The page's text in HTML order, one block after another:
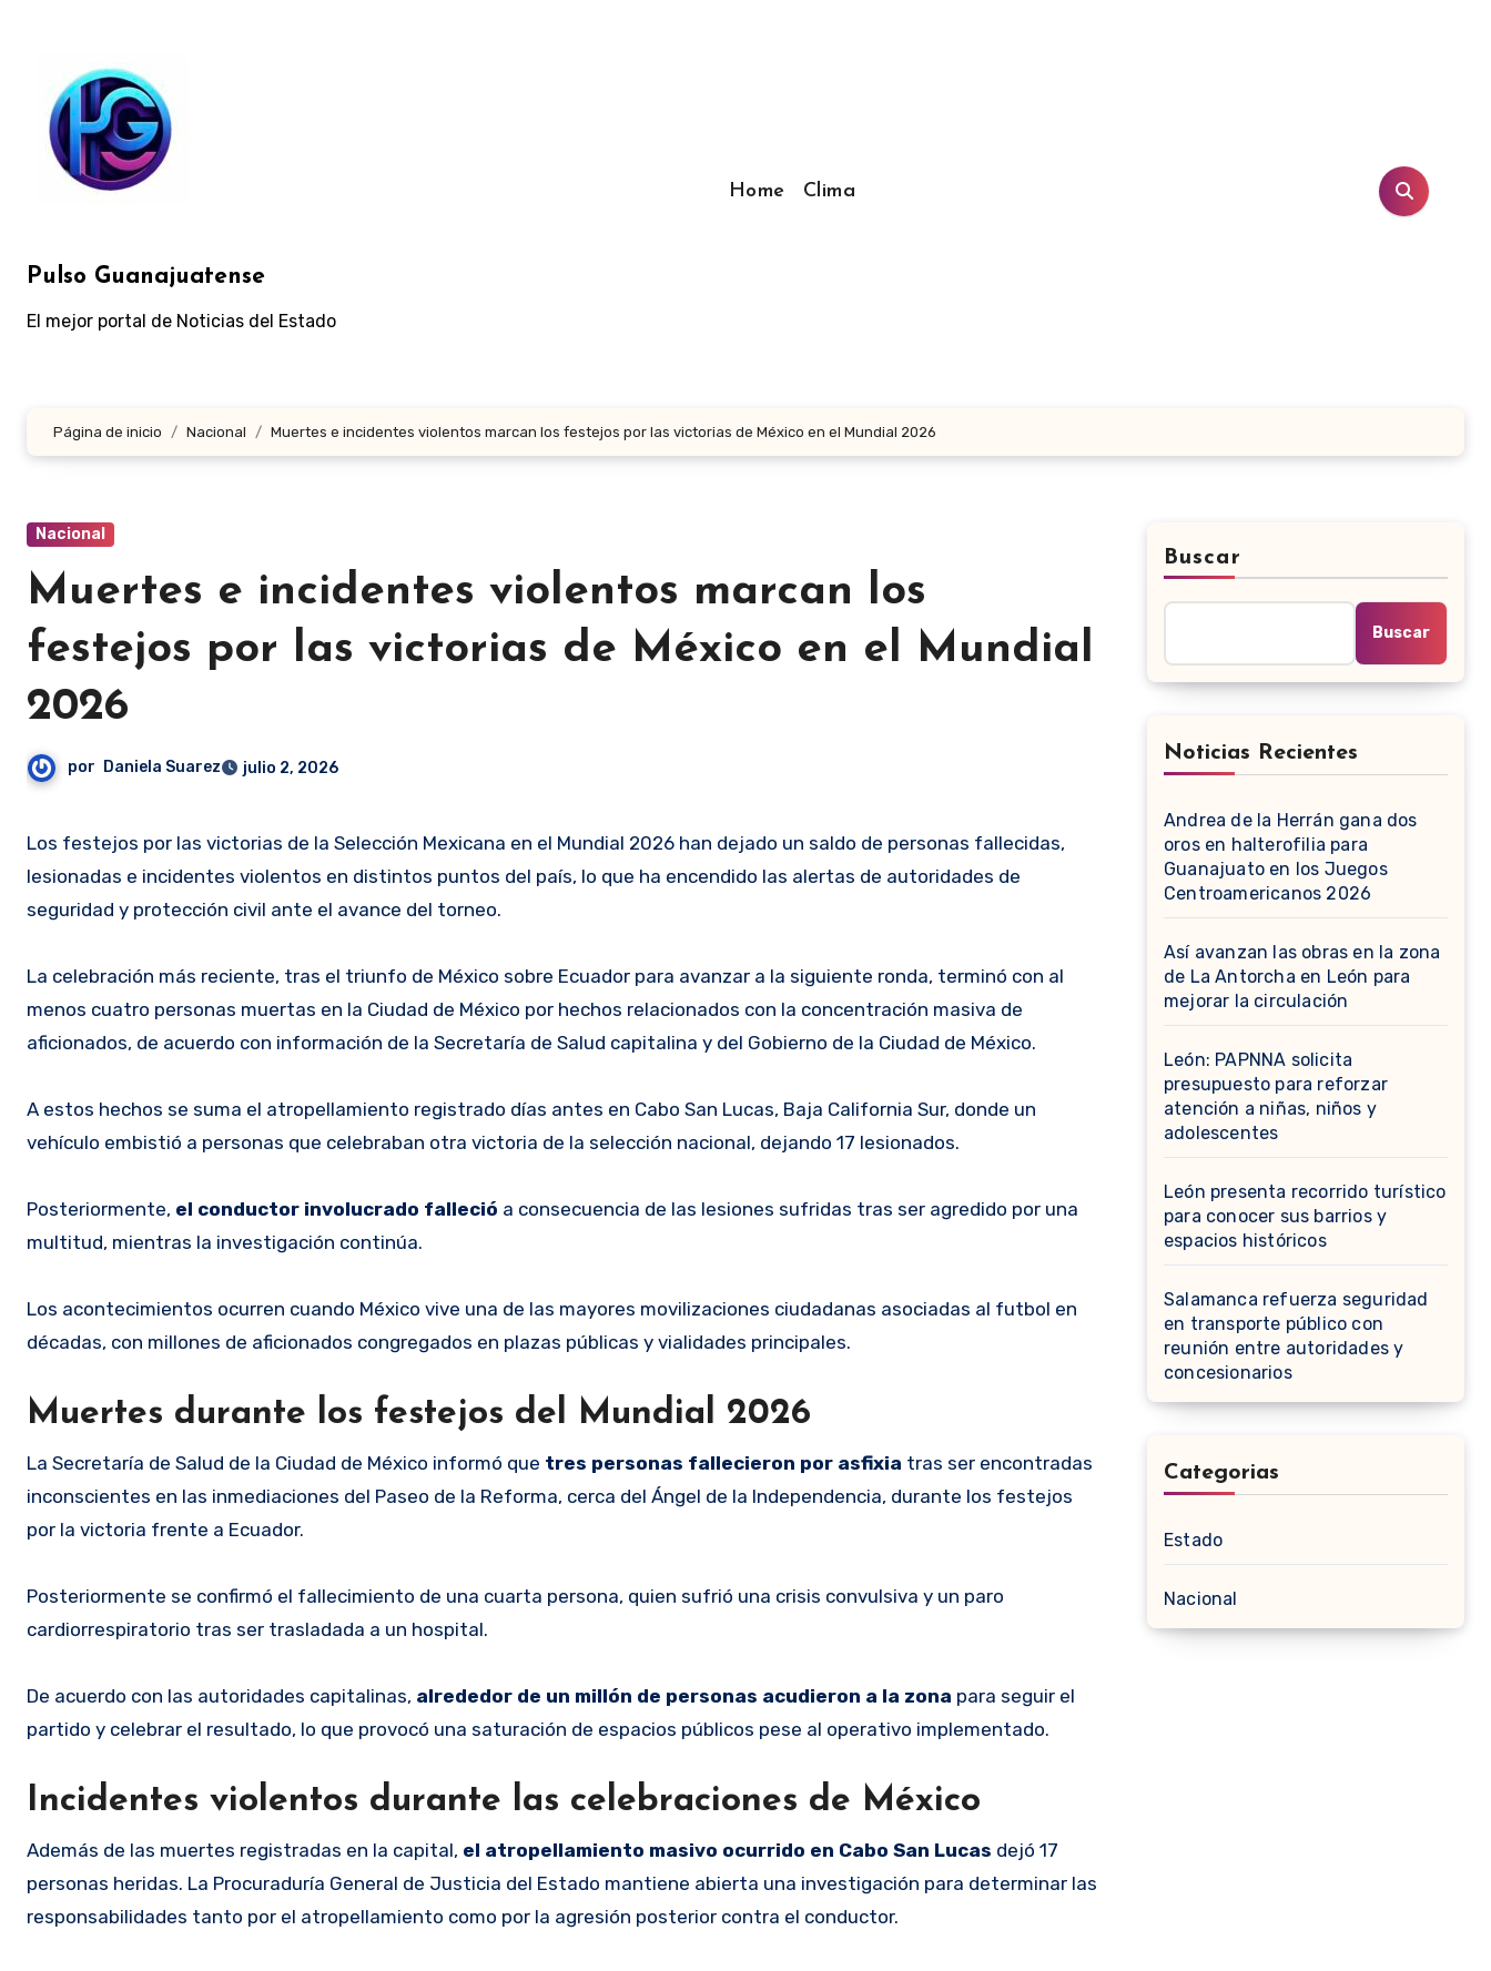
contenido
Pulso Guanajuatense
El mejor portal de Noticias del Estado
Home Clima
Página de inicio Nacional Muertes e incidentes violentos marcan los festejos por las victorias de México en el Mundial 2026
Nacional
Muertes e incidentes violentos marcan los
festejos por las victorias de México en el Mundial
2026
por Daniela Suarez julio 2, 2026
Los festejos por las victorias de la Selección Mexicana en el Mundial 2026 han dejado un saldo de personas fallecidas,
lesionadas e incidentes violentos en distintos puntos del país, lo que ha encendido las alertas de autoridades de
seguridad y protección civil ante el avance del torneo.
La celebración más reciente, tras el triunfo de México sobre Ecuador para avanzar a la siguiente ronda, terminó con al
menos cuatro personas muertas en la Ciudad de México por hechos relacionados con la concentración masiva de
aficionados, de acuerdo con información de la Secretaría de Salud capitalina y del Gobierno de la Ciudad de México.
A estos hechos se suma el atropellamiento registrado días antes en Cabo San Lucas, Baja California Sur, donde un
vehículo embistió a personas que celebraban otra victoria de la selección nacional, dejando 17 lesionados.
Posteriormente, el conductor involucrado falleció a consecuencia de las lesiones sufridas tras ser agredido por una
multitud, mientras la investigación continúa.
Los acontecimientos ocurren cuando México vive una de las mayores movilizaciones ciudadanas asociadas al futbol en
décadas, con millones de aficionados congregados en plazas públicas y vialidades principales.
Muertes durante los festejos del Mundial 2026
La Secretaría de Salud de la Ciudad de México informó que tres personas fallecieron por asfixia tras ser encontradas
inconscientes en las inmediaciones del Paseo de la Reforma, cerca del Ángel de la Independencia, durante los festejos
por la victoria frente a Ecuador.
Posteriormente se confirmó el fallecimiento de una cuarta persona, quien sufrió una crisis convulsiva y un paro
cardiorrespiratorio tras ser trasladada a un hospital.
De acuerdo con las autoridades capitalinas, alrededor de un millón de personas acudieron a la zona para seguir el
partido y celebrar el resultado, lo que provocó una saturación de espacios públicos pese al operativo implementado.
Incidentes violentos durante las celebraciones de México
Además de las muertes registradas en la capital, el atropellamiento masivo ocurrido en Cabo San Lucas dejó 17
personas heridas. La Procuraduría General de Justicia del Estado mantiene abierta una investigación para determinar las
responsabilidades tanto por el atropellamiento como por la agresión posterior contra el conductor.
Buscar
Buscar
Noticias Recientes
Andrea de la Herrán gana dos
oros en halterofilia para
Guanajuato en los Juegos
Centroamericanos 2026
Así avanzan las obras en la zona
de La Antorcha en León para
mejorar la circulación
León: PAPNNA solicita
presupuesto para reforzar
atención a niñas, niños y
adolescentes
León presenta recorrido turístico
para conocer sus barrios y
espacios históricos
Salamanca refuerza seguridad
en transporte público con
reunión entre autoridades y
concesionarios
Categorias
Estado
Nacional